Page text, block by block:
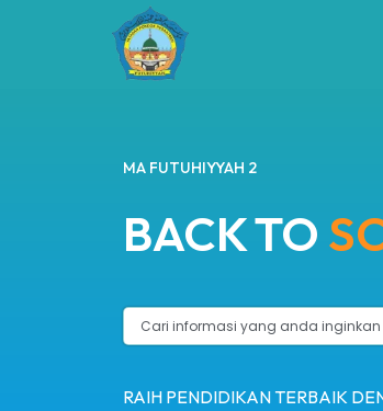
MA FUTUHIYYAH 2
BACK TO
RAIH PENDIDIKAN TERBAIK